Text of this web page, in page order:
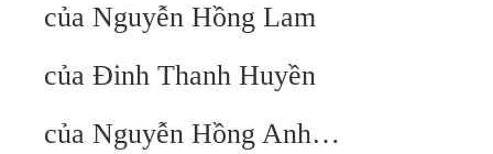
của Nguyễn Hồng Lam
của Đinh Thanh Huyền
của Nguyễn Hồng Anh…